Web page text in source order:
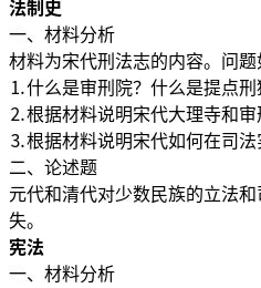
法制史
一、材料分析
材料为宋代刑法志的内容。问题
⒈什么是审刑院？什么是提点刑
⒉根据材料说明宋代大理寺和审
⒊根据材料说明宋代如何在司法
二、论述题
元代和清代对少数民族的立法
失。
宪法
一、材料分析